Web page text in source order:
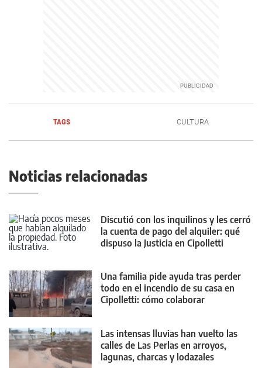
TAGS CULTURA
Noticias relacionadas
Discutió con los inquilinos y les cerró
la cuenta de pago del alquiler: qué
dispuso la Justicia en Cipolletti
Una familia pide ayuda tras perder
todo en el incendio de su casa en
Cipolletti: cómo colaborar
Las intensas lluvias han vuelto las
calles de Las Perlas en arroyos,
lagunas, charcas y lodazales